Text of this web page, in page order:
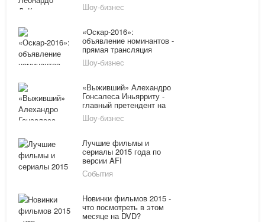
Шоу-бизнес
«Оскар-2016»:
объявление номинантов -
прямая трансляция
онлайн
Шоу-бизнес
«Выживший» Алехандро
Гонсалеса Иньярриту -
главный претендент на
«Оскар-2016» сразу в
нескольких номинациях
Шоу-бизнес
Лучшие фильмы и
сериалы 2015 года по
версии AFI
События
Новинки фильмов 2015 -
что посмотреть в этом
месяце на DVD?